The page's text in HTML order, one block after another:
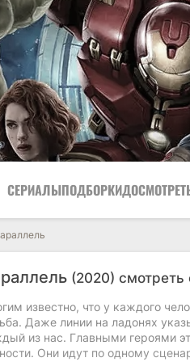
СЕРИАЛЫПОДБОРКИ
(2020) смотреть
известно, что у каждого
Даже линии на ладонях
из нас. Главными героями
Они идут по одному